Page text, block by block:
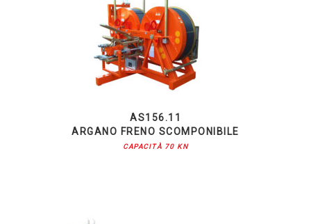
AS156.11
ARGANO FRENO SCOMPONIBILE
CAPACITÀ 70 KN